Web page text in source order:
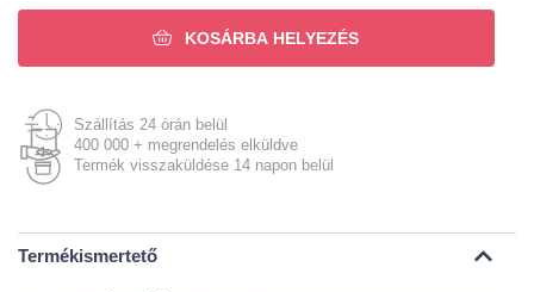
KOSÁRBA HELYEZÉS
Szállítás 24 órán belül
400 000 + megrendelés elküldve
Termék visszaküldése 14 napon belül
Termékismertető